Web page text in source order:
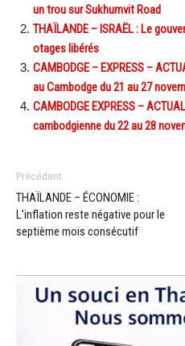
un trou sur Sukhumvit Road
THAÏLANDE – ISRAËL : Le
otages libérés
CAMBODGE – EXPRESS –
au Cambodge du 21 au 27
CAMBODGE EXPRESS –
cambodgienne du 22 au 28
Précédent
THAÏLANDE – ÉCONOMIE :
L’inflation reste négative pour le
septième mois consécutif